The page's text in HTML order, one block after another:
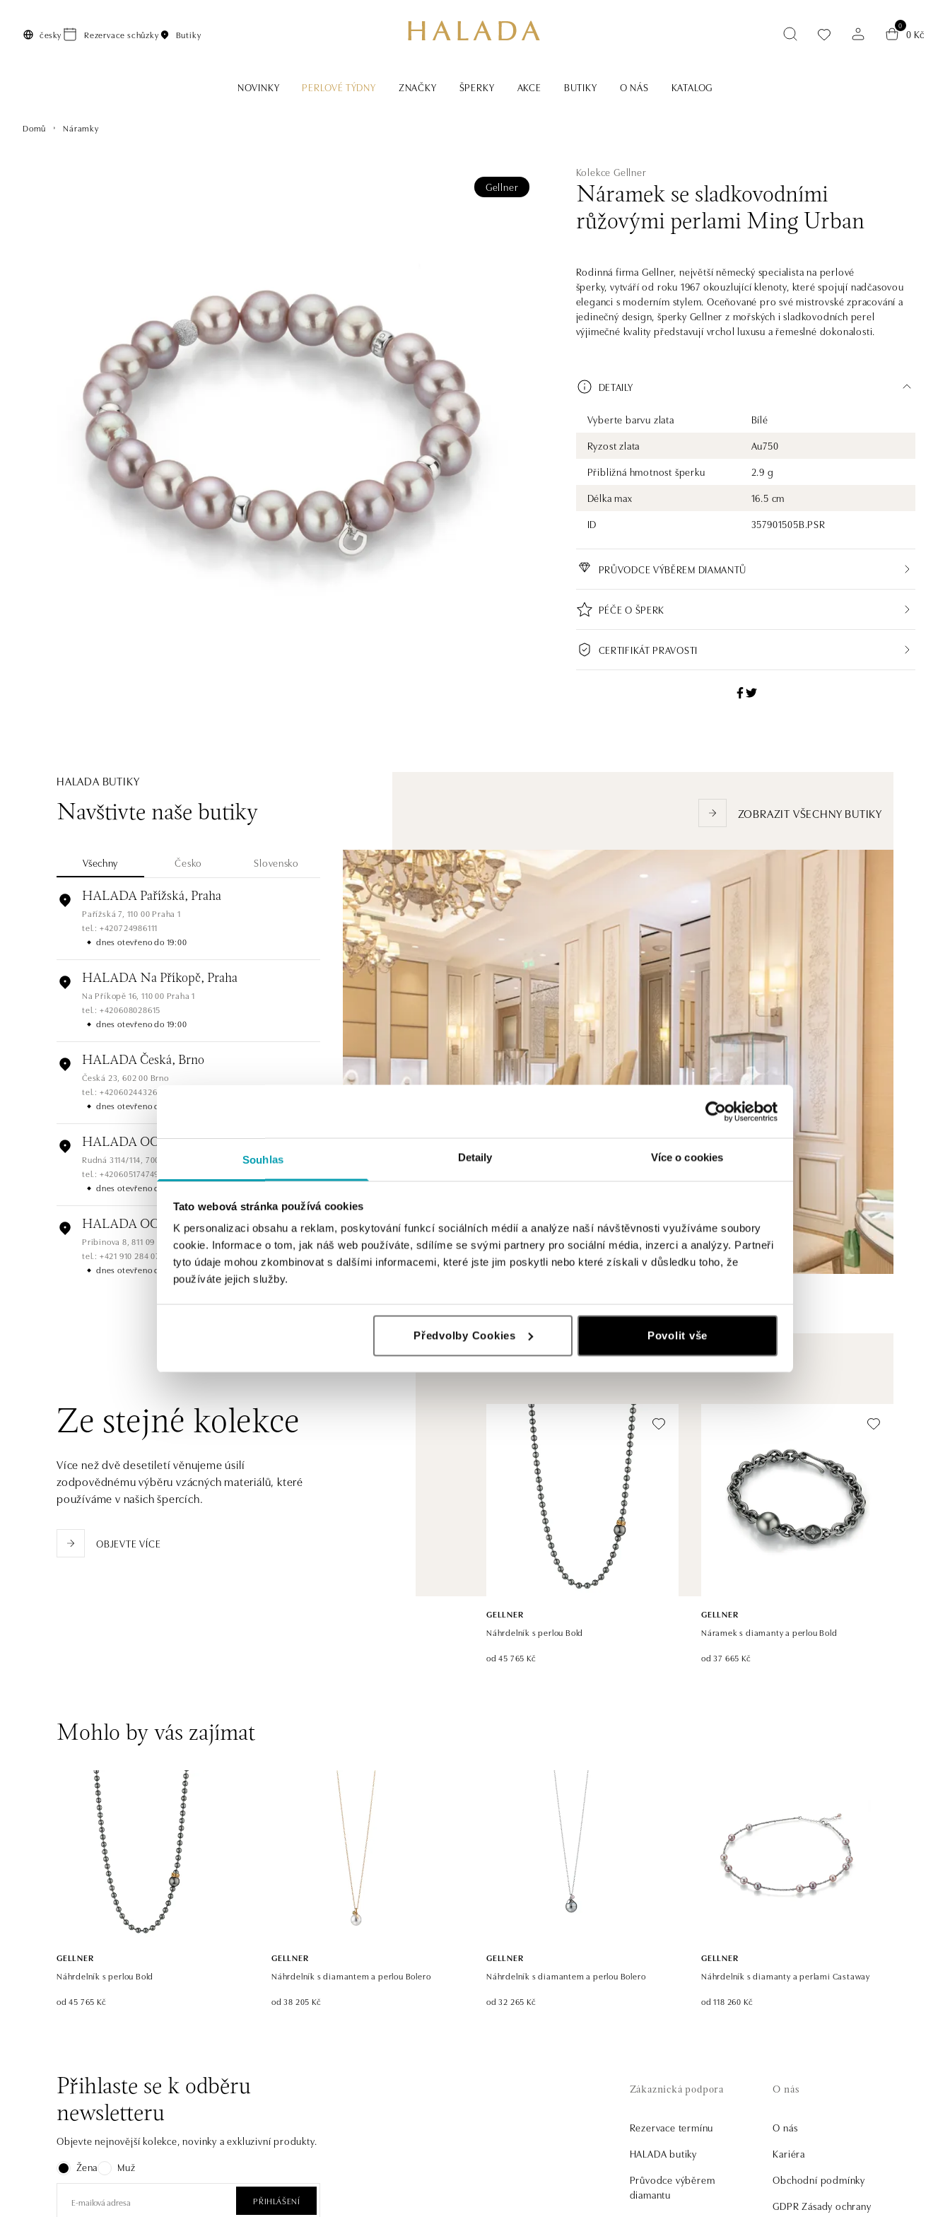
Souhlas Detaily Více o cookies
Tato webová stránka používá cookies
K personalizaci obsahu a reklam, poskytování funkcí sociálních médií a analýze naší návštěvnosti využíváme soubory
cookie. Informace o tom, jak náš web používáte, sdílíme se svými partnery pro sociální média, inzerci a analýzy. Partneři
tyto údaje mohou zkombinovat s dalšími informacemi, které jste jim poskytli nebo které získali v důsledku toho, že
používáte jejich služby.
Předvolby Cookies Povolit vše
česky Rezervace schůzky Butiky
0
0 Kč
NOVINKY PERLOVÉ TÝDNY ZNAČKY ŠPERKY AKCE BUTIKY O NÁS KATALOG
Domů Náramky
Gellner
Kolekce Gellner
Náramek se sladkovodními
růžovými perlami Ming Urban
Rodinná firma Gellner, největší německý specialista na perlové
šperky, vytváří od roku 1967 okouzlující klenoty, které spojují nadčasovou
eleganci s moderním stylem. Oceňované pro své mistrovské zpracování a
jedinečný design, šperky Gellner z mořských i sladkovodních perel
výjimečné kvality představují vrchol luxusu a řemeslné dokonalosti.
DETAILY
Vyberte barvu zlata
Bílé
Ryzost zlata
Au750
Přibližná hmotnost šperku
2.9 g
Délka max
16.5 cm
ID
357901505B.PSR
PRŮVODCE VÝBĚREM DIAMANTŮ
PÉČE O ŠPERK
CERTIFIKÁT PRAVOSTI
HALADA BUTIKY
Navštivte naše butiky ZOBRAZIT VŠECHNY BUTIKY
Všechny Česko Slovensko
HALADA Pařížská, Praha
Pařížská 7, 110 00 Praha 1
tel.: +420724986111
dnes otevřeno do 19:00
HALADA Na Příkopě, Praha
Na Příkopě 16, 110 00 Praha 1
tel.: +420608028615
dnes otevřeno do 19:00
HALADA Česká, Brno
Česká 23, 602 00 Brno
tel.: +420602443261
dnes otevřeno do 14:00
HALADA OC Avion, Ostrava
Rudná 3114/114, 700 30 Ostrava-Zábřeh
tel.: +420605174749
dnes otevřeno do 21:00
HALADA OC Eurovea, Bratislava
Pribinova 8, 811 09 Bratislava
tel.: +421 910 284 071
dnes otevřeno do 21:00
Einsteinova 18, 851 01 Bratislava
tel.: +421 917 090 891
dnes otevřeno do 21:00
Ze stejné kolekce
Více než dvě desetiletí věnujeme úsilí
zodpovědnému výběru vzácných materiálů, které
používáme v našich špercích.
OBJEVTE VÍCE
GELLNER
Náhrdelník s perlou Bold
od 45 765 Kč
GELLNER
Náramek s diamanty a perlou Bold
od 37 665 Kč
Mohlo by vás zajímat
GELLNER
Náhrdelník s perlou Bold
od 45 765 Kč
GELLNER
Náhrdelník s diamantem a perlou Bolero
od 38 205 Kč
GELLNER
Náhrdelník s diamantem a perlou Bolero
od 32 265 Kč
GELLNER
Náhrdelník s diamanty a perlami Castaway
od 118 260 Kč
Přihlaste se k odběru
newsletteru
Objevte nejnovější kolekce, novinky a exkluzivní produkty.
Žena
Muž
PŘIHLÁŠENÍ
Zákaznická podpora
Rezervace termínu
HALADA butiky
Průvodce výběrem
diamantu
O nás
O nás
Kariéra
Obchodní podmínky
GDPR Zásady ochrany